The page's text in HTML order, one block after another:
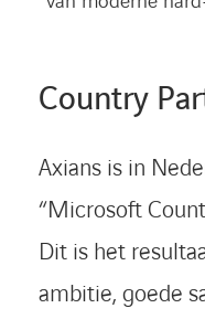
Country
Axians is in
“Microsoft
Dit is het
ambitie, goede